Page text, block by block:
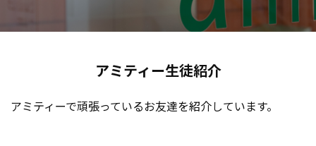
アミティー生徒紹介
アミティーで頑張っているお友達を紹介しています。